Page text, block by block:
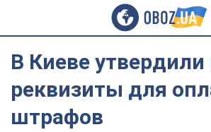
В Киеве
реквизиты для
штрафов